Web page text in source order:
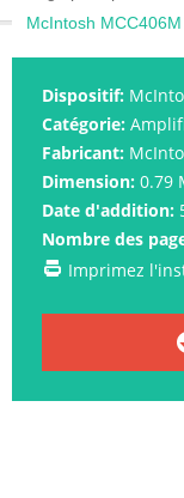
McIntosh MCC406M
Dispositif:
Catégorie:
Fabricant:
Dimension: 0.79
Date d'addition:
Nombre des
Imprimez